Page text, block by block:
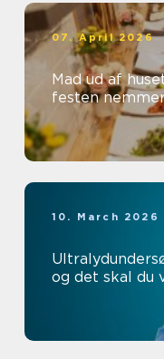
07. April 2026
Mad ud af
festen
10. March 2026
Ultralydundersøgelse
og det skal du